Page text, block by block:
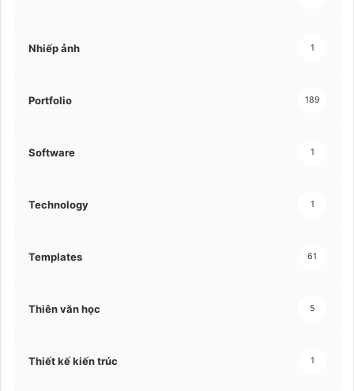
Nhiếp ảnh 1
Portfolio 189
Software 1
Technology 1
Templates 61
Thiên văn học 5
Thiết kế kiến trúc 1